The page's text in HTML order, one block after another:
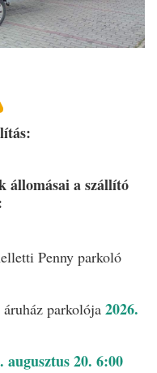
állomásai a szállító
Penny parkoló
parkolója 2026.
augusztus 20. 6:00